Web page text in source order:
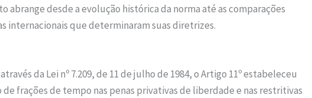
abrange desde a evolução histórica da norma até as comparações
internacionais que determinaram suas diretrizes.
da Lei nº 7.209, de 11 de julho de 1984, o Artigo 11º estabeleceu
frações de tempo nas penas privativas de liberdade e nas restritivas